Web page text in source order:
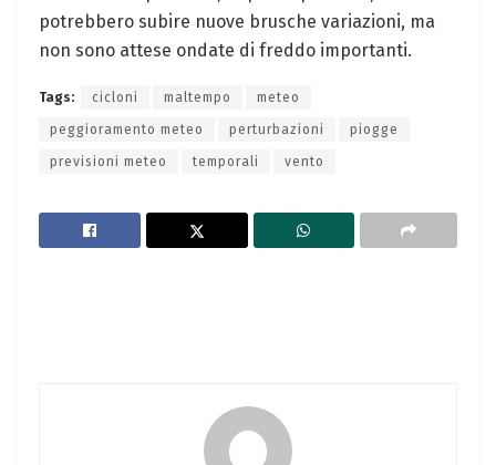
potrebbero subire nuove brusche variazioni, ma
non sono attese ondate di freddo importanti.
Tags: cicloni maltempo meteo
peggioramento meteo perturbazioni piogge
previsioni meteo temporali vento